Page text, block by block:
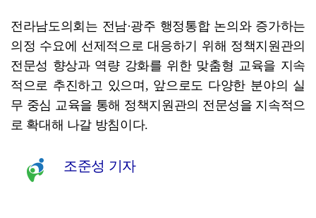
전라남도의회는 전남·광주 행정통합 논의와 증가하는
의정 수요에 선제적으로 대응하기 위해 정책지원관의
전문성 향상과 역량 강화를 위한 맞춤형 교육을 지속
적으로 추진하고 있으며, 앞으로도 다양한 분야의 실
무 중심 교육을 통해 정책지원관의 전문성을 지속적으
로 확대해 나갈 방침이다.
조준성 기자